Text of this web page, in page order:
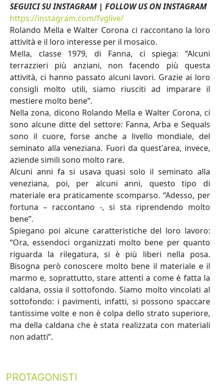
SEGUICI SU INSTAGRAM | FOLLOW US ON INSTAGRAM
https://instagram.com/fvglive/
Rolando Mella e Walter Corona ci raccontano la loro
attività e il loro interesse per il mosaico.
Mella, classe 1979, di Fanna, ci spiega: “Alcuni
terrazzieri più anziani, non facendo più questa
attività, ci hanno passato alcuni lavori. Grazie ai loro
consigli molto utili, siamo riusciti ad imparare il
mestiere molto bene”.
Nella zona, dicono Rolando Mella e Walter Corona, ci
sono alcune ditte del settore: Fanna, Arba e Sequals
sono il cuore, forse anche a livello mondiale, del
seminato alla veneziana. Fuori da quest'area, invece,
aziende simili sono molto rare.
Alcuni anni fa si usava quasi solo il seminato alla
veneziana, poi, per alcuni anni, questo tipo di
materiale era praticamente scomparso. “Adesso, per
fortuna – raccontano -, si sta riprendendo molto
bene”.
Spiegano poi alcune caratteristiche del loro lavoro:
“Ora, essendoci organizzati molto bene per quanto
riguarda la rilegatura, si è più liberi nella posa.
Bisogna però conoscere molto bene il materiale e il
marmo e, soprattutto, stare attenti a come è fatta la
caldana, ossia il sottofondo. Siamo molto vincolati al
sottofondo: i pavimenti, infatti, si possono spaccare
tantissime volte e non è colpa dello strato superiore,
ma della caldana che è stata realizzata con materiali
non adatti”.
PROTAGONISTI